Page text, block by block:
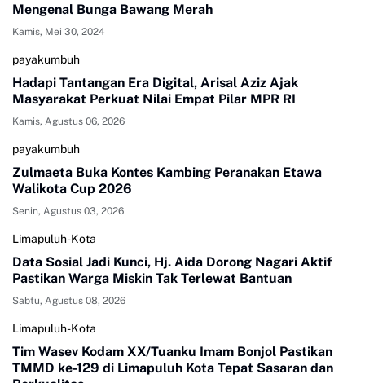
Mengenal Bunga Bawang Merah
Kamis, Mei 30, 2024
payakumbuh
Hadapi Tantangan Era Digital, Arisal Aziz Ajak
Masyarakat Perkuat Nilai Empat Pilar MPR RI
Kamis, Agustus 06, 2026
payakumbuh
Zulmaeta Buka Kontes Kambing Peranakan Etawa
Walikota Cup 2026
Senin, Agustus 03, 2026
Limapuluh-Kota
Data Sosial Jadi Kunci, Hj. Aida Dorong Nagari Aktif
Pastikan Warga Miskin Tak Terlewat Bantuan
Sabtu, Agustus 08, 2026
Limapuluh-Kota
Tim Wasev Kodam XX/Tuanku Imam Bonjol Pastikan
TMMD ke-129 di Limapuluh Kota Tepat Sasaran dan